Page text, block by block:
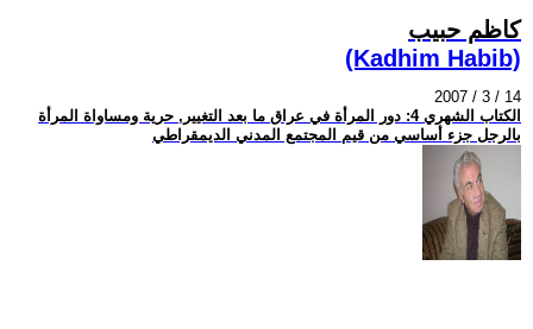
كاظم حبيب
(Kadhim Habib)
2007 / 3 / 14
الكتاب الشهري 4: دور المرأة في عراق ما بعد التغيير, حرية ومساواة المرأة
بالرجل جزء أساسي من قيم المجتمع المدني الديمقراطي